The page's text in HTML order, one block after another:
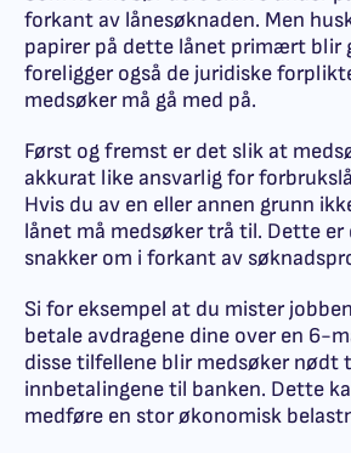
forkant av lånesøknaden. Men
papirer på dette lånet primært blir
foreligger også de juridiske
medsøker må gå med på.
Først og fremst er det slik at
akkurat like ansvarlig for
Hvis du av en eller annen grunn
lånet må medsøker trå til. Dette
snakker om i forkant av
Si for eksempel at du mister
betale avdragene dine over en 6-
disse tilfellene blir medsøker nødt
innbetalingene til banken. Dette
medføre en stor økonomisk